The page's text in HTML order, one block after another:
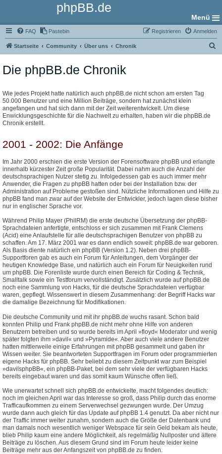
phpBB.de
Menü
FAQ Pastebin Anmelden
Registrieren
Startseite Community Über uns Chronik
Die phpBB.de Chronik
Wie jedes Projekt hatte natürlich auch phpBB.de nicht schon am ersten Tag
50.000 Benutzer und eine Million Beiträge, sondern hat zunächst klein
angefangen und hat sich dann mit der Zeit weiterentwickelt. Um diese
Enwicklungsgeschichte für die Nachwelt zu erhalten, haben wir die phpBB.de
Chronik erstellt.
2001 - 2002: Die Anfänge
Im Jahr 2000 erschien die erste Version der Forensoftware phpBB und erlangte
innerhalb kürzester Zeit große Popularität. Dabei nahm auch die Anzahl der
deutschsprachigen Nutzer stetig zu. Infolgedessen gab es auch immer mehr
Anwender, die Fragen zu phpBB hatten oder bei der Installation bzw. der
Administration auf Probleme gestoßen sind. Nützliche Informationen und Hilfe zu
phpBB fand man zwar auf der Website der Entwickler, jedoch lagen diese bisher
nur in englischer Sprache vor.
Während Philip Mayer (PhilRM) die erste deutsche Übersetzung der phpBB-
Sprachdateien anfertigte, entschloss er sich zusammen mit Frank Clemens
(Acid) eine Anlaufstelle für alle deutschsprachigen Benutzer von phpBB zu
schaffen. Am 17. März 2001 war es dann endlich soweit: phpBB.de war geboren.
Als Basis diente natürlich ein phpBB (Version 1.2). Neben drei phpBB-
Supportforen gab es auch ein Forum für Anleitungen, dem Vorgänger der
heutigen Knowledge Base, und natürlich auch ein Forum für Neuigkeiten rund
um phpBB. Die Forenliste wurde durch einen Bereich für Coding & Technik,
Smalltalk sowie ein Testforum vervollständigt. Zusätzlich wurde auf phpBB.de
noch eine Sammlung von Hacks, für die deutsche Sprachdateien verfügbar
waren, gepflegt. Wissenswert in diesem Zusammenhang: der Begriff Hacks war
die damalige Bezeichnung für Modifikationen.
Die deutsche Community und mit ihr phpBB.de wuchs rasant. Schon bald
konnten Philip und Frank phpBB.de nicht mehr ohne Hilfe von anderen
Benutzern betreiben und so wurde bereits im April »floyd« Moderator und wenig
später folgten ihm »davil« und »Pyramide«. Aber auch viele andere Benutzer
hatten mittlerweile einige Erfahrungen mit phpBB gesammelt und gaben ihr
Wissen weiter. Sie beantworteten Supportfragen im Forum oder programmierten
eigene Hacks für phpBB. Sehr beliebt zu diesem Zeitpunkt war zum Beispiel
»davilsphpBB«, ein phpBB-Paket, bei dem sehr viele der verfügbaren Hacks
bereits eingebaut waren und das somit kaum Wünsche offen ließ.
Wie unerwartet schnell sich phpBB.de entwickelte, macht folgendes deutlich:
noch im gleichen April war das Interesse so groß, dass Philip durch das enorme
Trafficaufkommen zu einem Serverwechsel gezwungen wurde. Der Umzug
wurde dann auch gleich für das Update auf phpBB 1.4 genutzt. Da aber nicht nur
der Traffic immer weiter zunahm, sondern auch die Größe der Datenbank und
man damals noch wesentlich weniger Webspace für sein Geld bekam als heute,
blieb Philip kaum eine andere Möglichkeit, als regelmäßig Nullposter und ältere
Beiträge zu löschen. Aus diesem Grund sind im Forum heute leider keine
Beiträge mehr aus der Anfangszeit von phpBB.de zu finden.